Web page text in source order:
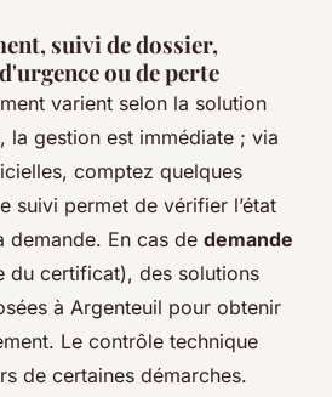
suivi de dossier,
ou de perte
varient selon la solution
la gestion est immédiate ; via
comptez quelques
suivi permet de vérifier l’état
demande. En cas de demande
du certificat), des solutions
à Argenteuil pour obtenir
Le contrôle technique
de certaines démarches.